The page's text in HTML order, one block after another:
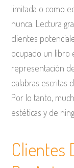
limitada o como
nunca. Lectura
clientes
ocupado un libro
representación
palabras escritas
Por lo tanto,
estéticas y de
Clientes